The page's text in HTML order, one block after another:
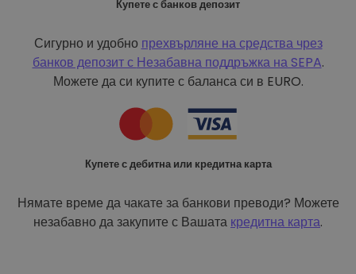
Купете с банков депозит
Сигурно и удобно прехвърляне на средства чрез
банков депозит с Незабавна поддръжка на SEPA.
Можете да си купите с баланса си в EURO.
Купете с дебитна или кредитна карта
Нямате време да чакате за банкови преводи? Можете
незабавно да закупите с Вашата кредитна карта.